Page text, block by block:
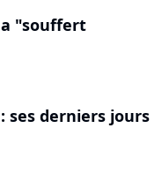
a "souffert
ses derniers jours